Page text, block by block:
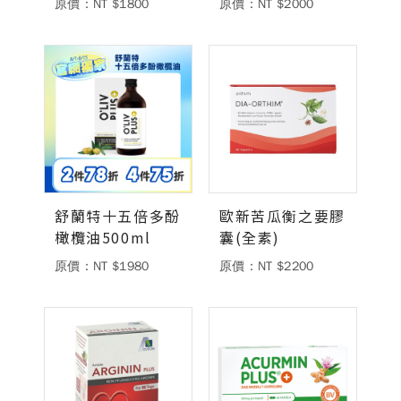
原價：NT $1800 原價：NT $2000
舒蘭特十五倍多酚
橄欖油500ml
原價：NT $1980
歐新苦瓜衡之要膠
囊(全素)
原價：NT $2200
購物須知 退換貨流程
德風健康館
百靈油粉絲團 德風健康館
德風健康館
登入